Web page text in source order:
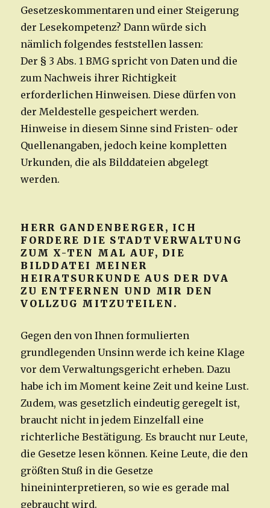
Gesetzeskommentaren und einer Steigerung
der Lesekompetenz? Dann würde sich
nämlich folgendes feststellen lassen:
Der § 3 Abs. 1 BMG spricht von Daten und die
zum Nachweis ihrer Richtigkeit
erforderlichen Hinweisen. Diese dürfen von
der Meldestelle gespeichert werden.
Hinweise in diesem Sinne sind Fristen- oder
Quellenangaben, jedoch keine kompletten
Urkunden, die als Bilddateien abgelegt
werden.
HERR GANDENBERGER, ICH
FORDERE DIE STADTVERWALTUNG
ZUM X-TEN MAL AUF, DIE
BILDDATEI MEINER
HEIRATSURKUNDE AUS DER DVA
ZU ENTFERNEN UND MIR DEN
VOLLZUG MITZUTEILEN.
Gegen den von Ihnen formulierten
grundlegenden Unsinn werde ich keine Klage
vor dem Verwaltungsgericht erheben. Dazu
habe ich im Moment keine Zeit und keine Lust.
Zudem, was gesetzlich eindeutig geregelt ist,
braucht nicht in jedem Einzelfall eine
richterliche Bestätigung. Es braucht nur Leute,
die Gesetze lesen können. Keine Leute, die den
größten Stuß in die Gesetze
hineininterpretieren, so wie es gerade mal
gebraucht wird.